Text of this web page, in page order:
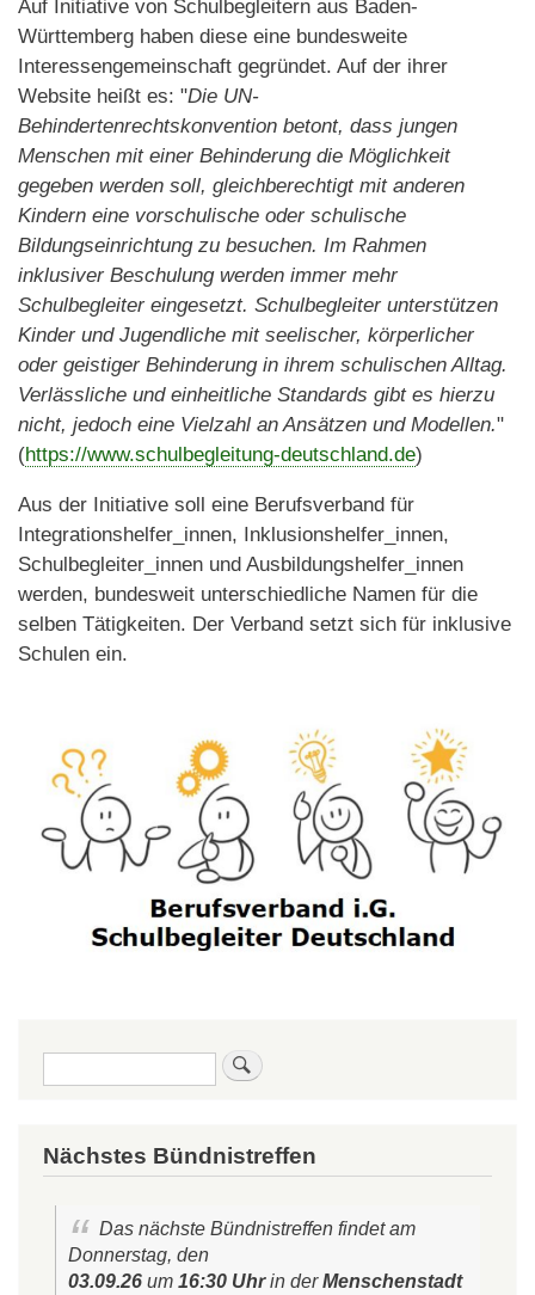
Auf Initiative von Schulbegleitern aus Baden-
Württemberg haben diese eine bundesweite
Interessengemeinschaft gegründet. Auf der ihrer
Website heißt es: "Die UN-
Behindertenrechtskonvention betont, dass jungen
Menschen mit einer Behinderung die Möglichkeit
gegeben werden soll, gleichberechtigt mit anderen
Kindern eine vorschulische oder schulische
Bildungseinrichtung zu besuchen. Im Rahmen
inklusiver Beschulung werden immer mehr
Schulbegleiter eingesetzt. Schulbegleiter unterstützen
Kinder und Jugendliche mit seelischer, körperlicher
oder geistiger Behinderung in ihrem schulischen Alltag.
Verlässliche und einheitliche Standards gibt es hierzu
nicht, jedoch eine Vielzahl an Ansätzen und Modellen."
(https://www.schulbegleitung-deutschland.de)
Aus der Initiative soll eine Berufsverband für
Integrationshelfer_innen, Inklusionshelfer_innen,
Schulbegleiter_innen und Ausbildungshelfer_innen
werden, bundesweit unterschiedliche Namen für die
selben Tätigkeiten. Der Verband setzt sich für inklusive
Schulen ein.
Nächstes Bündnistreffen
Das nächste Bündnistreffen findet am
Donnerstag, den
03.09.26 um 16:30 Uhrin derMenschenstadt